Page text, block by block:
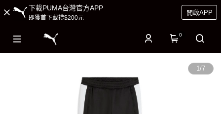
下載PUMA台灣官方APP
即獲首下載禮$200元
開啟APP
0
1/7